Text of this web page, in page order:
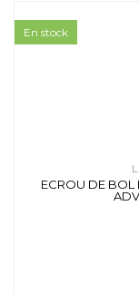
ECROU DE
En stock